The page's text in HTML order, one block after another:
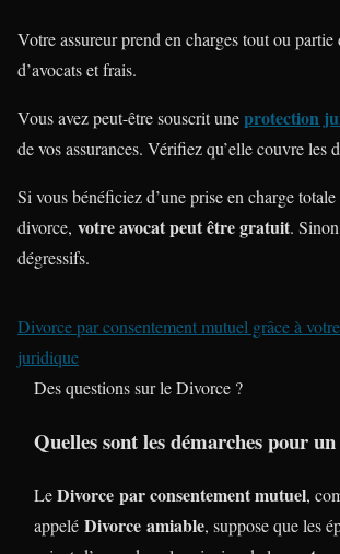
Votre assureur prend en charges tout ou partie
d’avocats et frais.
Vous avez peut-être souscrit uneprotection
de vos assurances. Vérifiez qu’elle couvre les
Si vous bénéficiez d’une prise en charge
divorce, votre avocat peut être gratuit.
dégressifs.
Divorce par consentement mutuel grâce à
juridique
Des questions sur le Divorce ?
Quelles sont les démarches pour
LeDivorce par consentement mutuel,
appelé Divorce amiable, suppose que les